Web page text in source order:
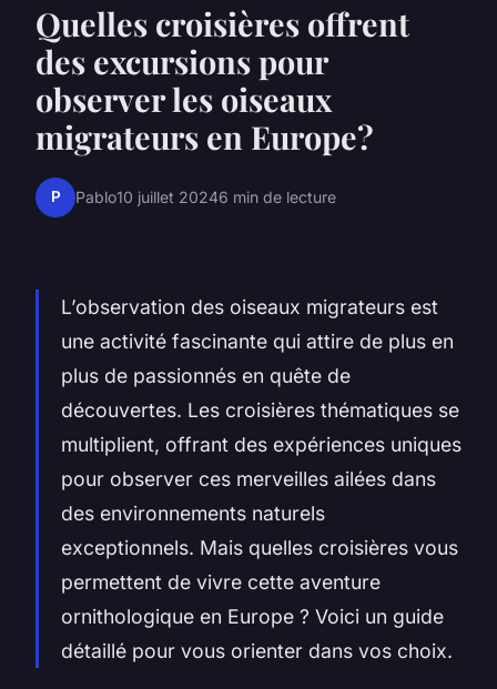
Quelles croisières offrent
des excursions pour
observer les oiseaux
migrateurs en Europe?
P Pablo10 juillet 20246 min de lecture
L’observation des oiseaux migrateurs est
une activité fascinante qui attire de plus en
plus de passionnés en quête de
découvertes. Les croisières thématiques se
multiplient, offrant des expériences uniques
pour observer ces merveilles ailées dans
des environnements naturels
exceptionnels. Mais quelles croisières vous
permettent de vivre cette aventure
ornithologique en Europe ? Voici un guide
détaillé pour vous orienter dans vos choix.